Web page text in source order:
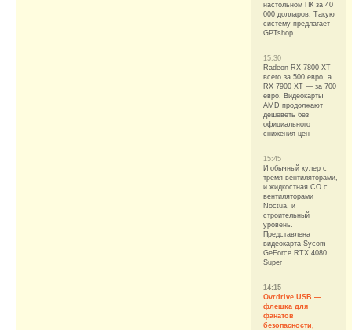
настольном ПК за 40
000 долларов. Такую
систему предлагает
GPTshop
15:30
Radeon RX 7800 XT
всего за 500 евро, а
RX 7900 XT — за 700
евро. Видеокарты
AMD продолжают
дешеветь без
официального
снижения цен
15:45
И обычный кулер с
тремя вентиляторами,
и жидкостная СО с
вентиляторами
Noctua, и
строительный
уровень.
Представлена
видеокарта Sycom
GeForce RTX 4080
Super
14:15
Ovrdrive USB —
флешка для
фанатов
безопасности,